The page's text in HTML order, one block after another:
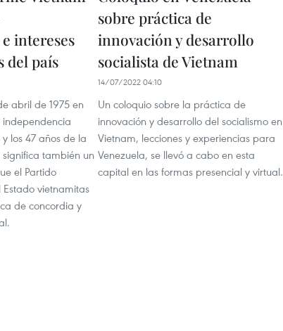
intereses
del país
abril de 1975 en
los 47 años de la
también un
el Partido
vietnamitas
de concordia y
sobre práctica de
innovación y desarrollo
socialista de Vietnam
14/07/2022 04:10
Un coloquio sobre la práctica de
innovación y desarrollo del socialismo en
Vietnam, lecciones y experiencias para
Venezuela, se llevó a cabo en esta
capital en las formas presencial y virtual.